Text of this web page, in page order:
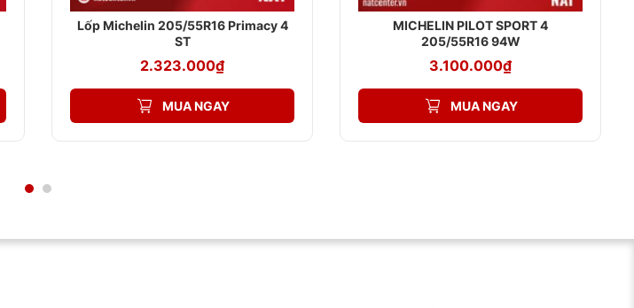
Lốp Michelin 205/55R16 Primacy 4
ST
2.323.000₫
MUA NGAY
MICHELIN PILOT SPORT 4
205/55R16 94W
3.100.000₫
MUA NGAY